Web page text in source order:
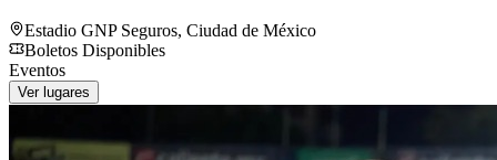
Estadio GNP Seguros, Ciudad de México
Boletos Disponibles
Eventos
Ver lugares